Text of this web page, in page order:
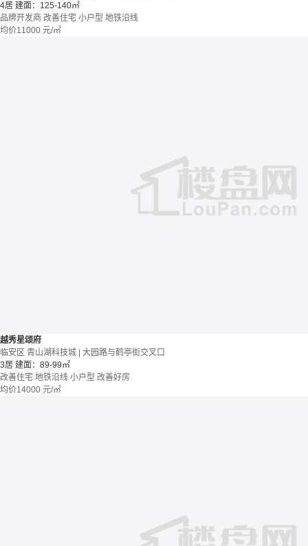
4居 建面：125-140㎡
品牌开发商 改善住宅 小户型 地铁沿线
均价11000 元/㎡
越秀星颂府
临安区 青山湖科技城 | 大园路与鹤亭街交叉口
3居 建面：89-99㎡
改善住宅 地铁沿线 小户型 改善好房
均价14000 元/㎡